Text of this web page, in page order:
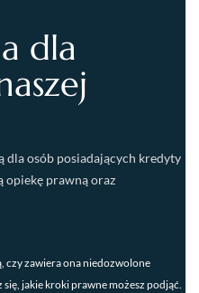
dla
osób posiadających kredyty
opiekę prawną oraz
czy zawiera ona niedozwolone
jakie kroki prawne możesz podjąć.